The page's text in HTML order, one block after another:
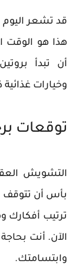
قد تشعر اليوم
هذا هو الوقت
أن تبدأ
وخيارات غذائية
توقعات
التشويش
بأس أن تتوقف
ترتيب أفكارك
الآن. أنت
وابتسامتك.